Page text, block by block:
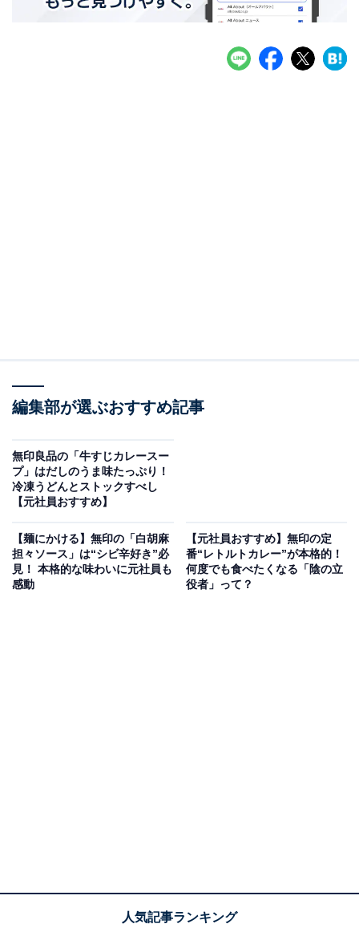
編集部が選ぶおすすめ記事
無印良品の「牛すじカレースー
プ」はだしのうま味たっぷり！
冷凍うどんとストックすべし
【元社員おすすめ】
【麺にかける】無印の「白胡麻
担々ソース」は“シビ辛好き”必
見！ 本格的な味わいに元社員も
感動
【元社員おすすめ】無印の定
番“レトルトカレー”が本格的！
何度でも食べたくなる「陰の立
役者」って？